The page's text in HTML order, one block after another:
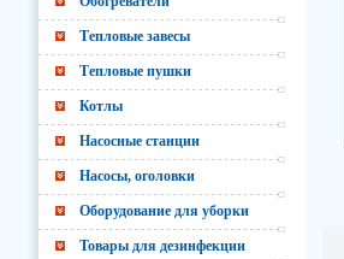
Тепловые завесы
Тепловые пушки
Котлы
Насосные станции
Насосы, оголовки
Оборудование для уборки
Товары для дезинфекции